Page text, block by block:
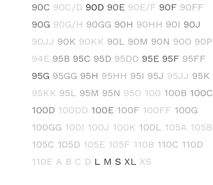
90C 90C/D 90D 90E 90E/F 90F 90FF
90G 90G/H 90GG 90H 90HH 90I 90J
90JJ 90K 90KK 90L 90M 90N 90O 90P
94E 95B 95C 95D 95DD 95E 95F 95FF
95G 95GG 95H 95HH 95I 95J 95JJ 95K
95KK 95L 95M 95N 95O 100 100B 100C
100D 100DD 100E 100F 100FF 100G
100GG 100I 100J 100K 100L 105A 105B
105C 105D 105E 105F 110B 110C 110D
110E A B C D L M S XL XS